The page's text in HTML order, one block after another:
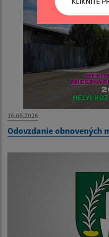
16.06.2026
Odovzdanie obnovených